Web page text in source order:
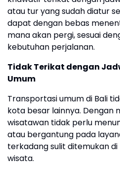
atau tur yang sudah diatur
dapat dengan bebas
mana akan pergi, sesuai
kebutuhan perjalanan.
Tidak Terikat dengan
Umum
Transportasi umum di Bali
kota besar lainnya. Dengan
wisatawan tidak perlu
atau bergantung pada
terkadang sulit ditemukan
wisata.